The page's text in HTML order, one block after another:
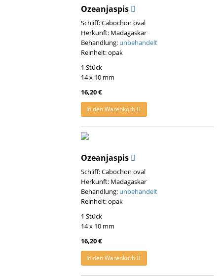
Ozeanjaspis
Schliff: Cabochon oval
Herkunft: Madagaskar
Behandlung: unbehandelt
Reinheit: opak
1 Stück
14 x 10 mm
16,20 €
In den Warenkorb
Ozeanjaspis
Schliff: Cabochon oval
Herkunft: Madagaskar
Behandlung: unbehandelt
Reinheit: opak
1 Stück
14 x 10 mm
16,20 €
In den Warenkorb